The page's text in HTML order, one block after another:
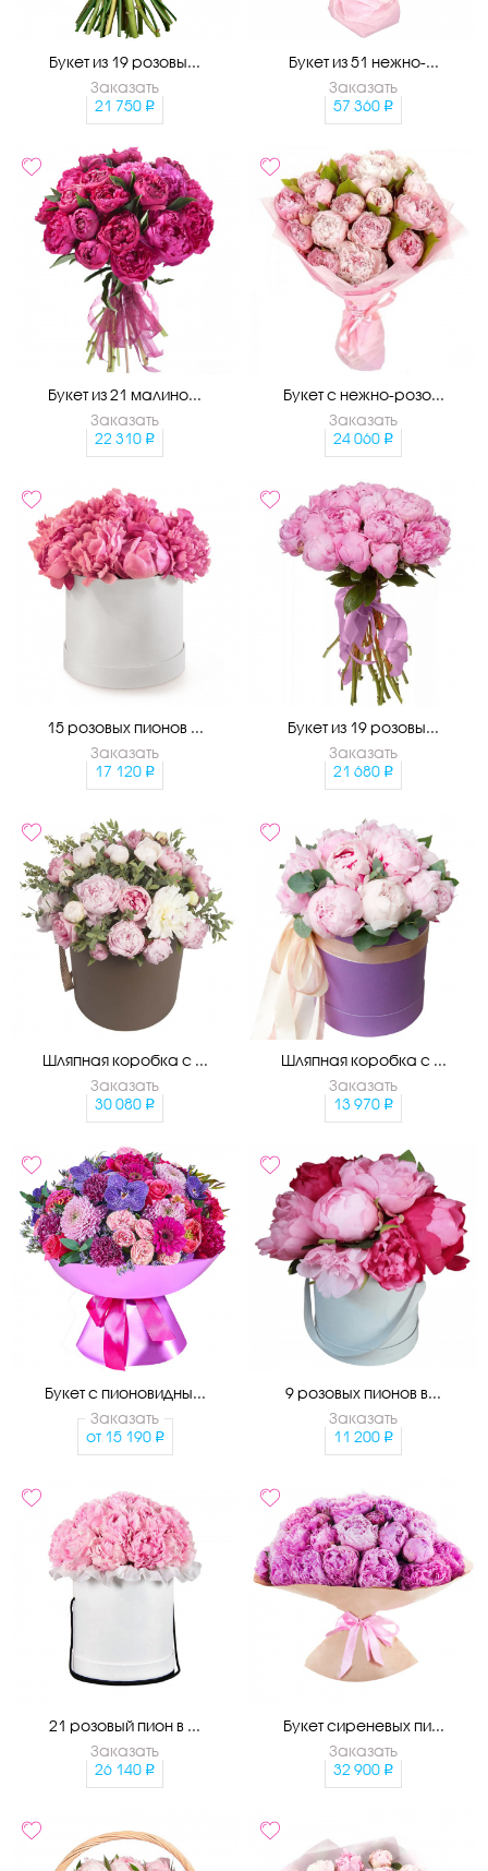
Букет из 19 розовы...
Заказать
21 750
Букет из 51 нежно-...
Заказать
57 360
Букет из 21 малино...
Заказать
22 310
Букет с нежно-розо...
Заказать
24 060
15 розовых пионов ...
Заказать
17 120
Букет из 19 розовы...
Заказать
21 680
Шляпная коробка с ...
Заказать
30 080
Шляпная коробка с ...
Заказать
13 970
Букет с пионовидны...
Заказать
от 15 190
9 розовых пионов в...
Заказать
11 200
21 розовый пион в ...
Заказать
26 140
Букет сиреневых пи...
Заказать
32 900